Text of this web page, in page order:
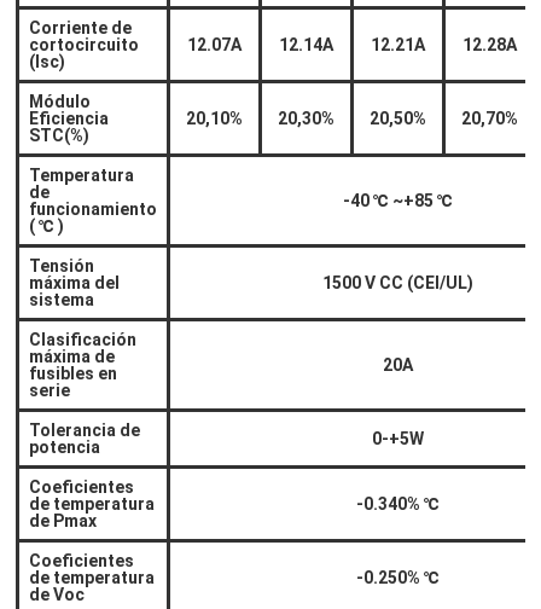
Corriente de
cortocircuito
(Isc)
12.07A 12.14A 12.21A 12.28A
Módulo
Eficiencia
STC(%)
20,10% 20,30% 20,50% 20,70%
Temperatura
de
funcionamiento
(℃)
-40℃ ~+85℃
Tensión
máxima del
sistema
1500 V CC (CEI/UL)
Clasificación
máxima de
fusibles en
serie
20A
Tolerancia de
potencia
0-+5W
Coeficientes
de temperatura
de Pmax
-0.340%℃
Coeficientes
de temperatura
de Voc
-0.250%℃